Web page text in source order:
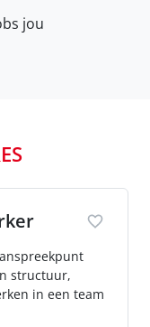
jou
structuur,
in een team